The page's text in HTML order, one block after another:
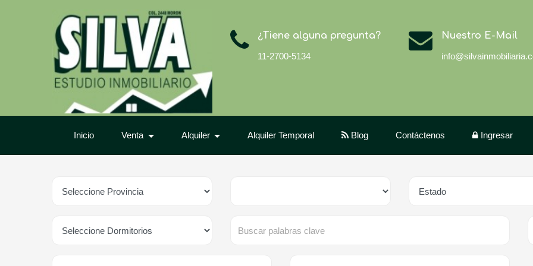
¿Tiene alguna pregunta?
11-2700-5134
Nuestro E-Mail
Inicio Venta Alquiler Alquiler Temporal Blog Contáctenos Ingresar